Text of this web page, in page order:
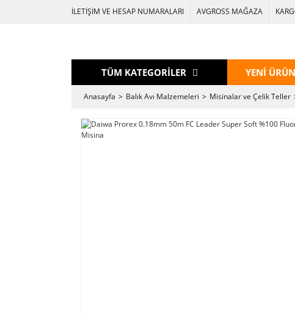
İLETİŞİM VE HESAP NUMARALARI AVGROSS MAĞAZA
TÜM KATEGORİLER YENİ
Anasayfa Balık Avı Malzemeleri Misinalar ve Çelik Teller